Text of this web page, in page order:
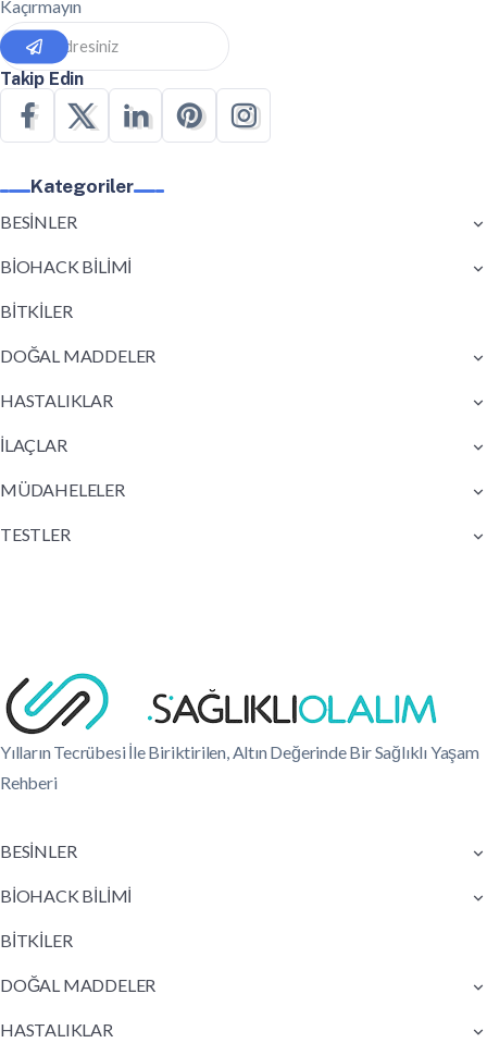
Kaçırmayın
Takip Edin
Kategoriler
BESİNLER
BİOHACK BİLİMİ
BİTKİLER
DOĞAL MADDELER
HASTALIKLAR
İLAÇLAR
MÜDAHELELER
TESTLER
Yılların Tecrübesi İle Biriktirilen, Altın Değerinde Bir Sağlıklı Yaşam
Rehberi
BESİNLER
BİOHACK BİLİMİ
BİTKİLER
DOĞAL MADDELER
HASTALIKLAR